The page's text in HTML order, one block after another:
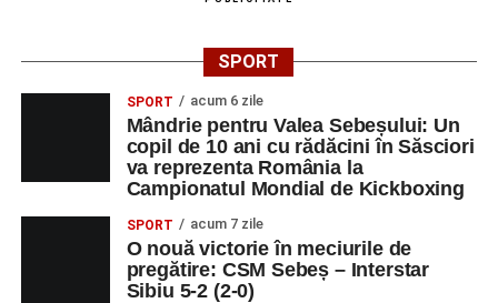
SPORT
SPORT acum 6 zile
Mândrie pentru Valea Sebeșului: Un
copil de 10 ani cu rădăcini în Săsciori
va reprezenta România la
Campionatul Mondial de Kickboxing
SPORT acum 7 zile
O nouă victorie în meciurile de
pregătire: CSM Sebeș – Interstar
Sibiu 5-2 (2-0)